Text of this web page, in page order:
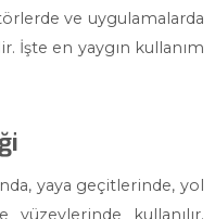
ve uygulamalarda
İşte en yaygın kullanım
yaya geçitlerinde, yol
yüzeylerinde kullanılır.